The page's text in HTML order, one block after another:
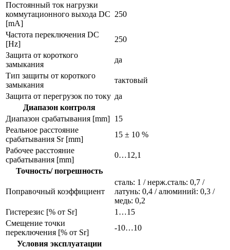
Постоянный ток нагрузки
коммутационного выхода DC
[mA]
250
Частота переключения DC
[Hz]
250
Защита от короткого
замыкания
да
Тип защиты от короткого
замыкания
тактовый
Защита от перегрузок по току да
Диапазон контроля
Диапазон срабатывания [mm] 15
Реальное расстояние
срабатывания Sr [mm]
15 ± 10 %
Рабочее расстояние
срабатывания [mm]
0…12,1
Точность/ погрешность
Поправочный коэффициент
сталь: 1 / нерж.сталь: 0,7 /
латунь: 0,4 / алюминий: 0,3 /
медь: 0,2
Гистерезис [% от Sr]
1…15
Смещение точки
переключения [% от Sr]
-10…10
Условия эксплуатации